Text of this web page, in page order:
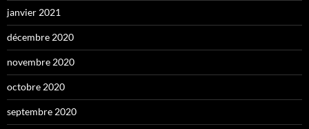
janvier 2021
décembre 2020
novembre 2020
octobre 2020
septembre 2020